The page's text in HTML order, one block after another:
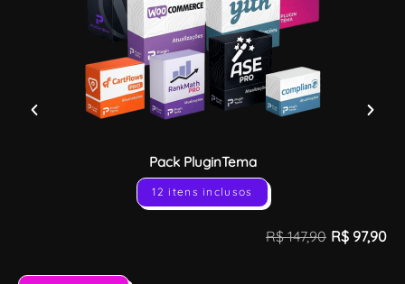
Pack PluginTema
12 itens inclusos
R$147,90 R$ 97,90